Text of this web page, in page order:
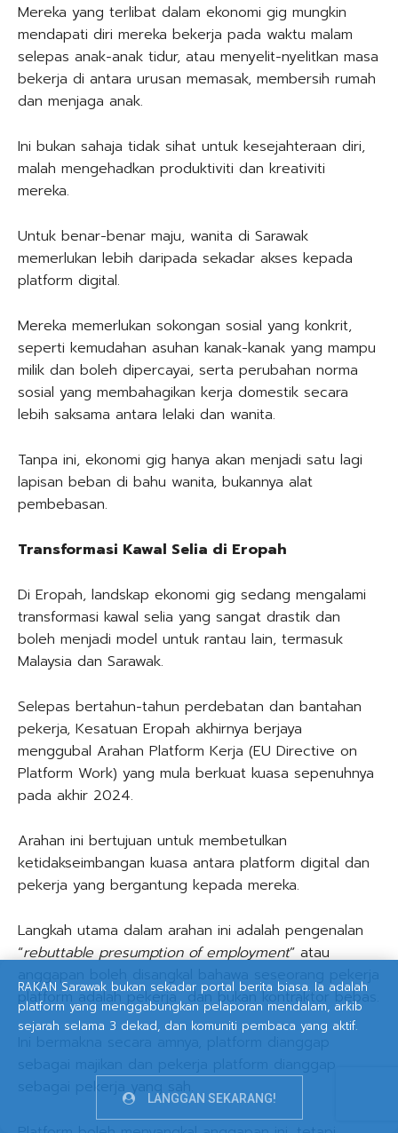
Mereka yang terlibat dalam ekonomi gig mungkin
mendapati diri mereka bekerja pada waktu malam
selepas anak-anak tidur, atau menyelit-nyelitkan masa
bekerja di antara urusan memasak, membersih rumah
dan menjaga anak.
Ini bukan sahaja tidak sihat untuk kesejahteraan diri,
malah mengehadkan produktiviti dan kreativiti
mereka.
Untuk benar-benar maju, wanita di Sarawak
memerlukan lebih daripada sekadar akses kepada
platform digital.
Mereka memerlukan sokongan sosial yang konkrit,
seperti kemudahan asuhan kanak-kanak yang mampu
milik dan boleh dipercayai, serta perubahan norma
sosial yang membahagikan kerja domestik secara
lebih saksama antara lelaki dan wanita.
Tanpa ini, ekonomi gig hanya akan menjadi satu lagi
lapisan beban di bahu wanita, bukannya alat
pembebasan.
Transformasi Kawal Selia di Eropah
Di Eropah, landskap ekonomi gig sedang mengalami
transformasi kawal selia yang sangat drastik dan
boleh menjadi model untuk rantau lain, termasuk
Malaysia dan Sarawak.
Selepas bertahun-tahun perdebatan dan bantahan
pekerja, Kesatuan Eropah akhirnya berjaya
menggubal Arahan Platform Kerja (EU Directive on
Platform Work) yang mula berkuat kuasa sepenuhnya
pada akhir 2024.
Arahan ini bertujuan untuk membetulkan
ketidakseimbangan kuasa antara platform digital dan
pekerja yang bergantung kepada mereka.
Langkah utama dalam arahan ini adalah pengenalan
“rebuttable presumption of employment” atau
platform adalah pekerja dan bukan kontraktor bebas.
sebagai pekerja yang sah.
RAKAN Sarawak bukan sekadar portal berita biasa. Ia adalah
platform yang menggabungkan pelaporan mendalam, arkib
sejarah selama 3 dekad, dan komuniti pembaca yang aktif.
LANGGAN SEKARANG!